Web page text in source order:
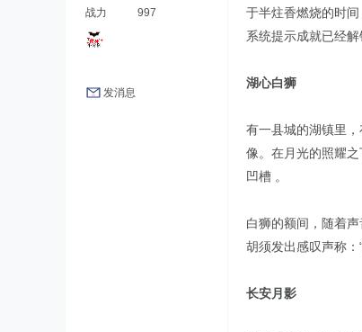
战力
997
发消息
于半炷香燃烧的时
系统提示成就已经
湖心白狮
有一县城的湖镇里
像。在月光的照耀
凹槽 。
白狮的额间，随着
胡须发出感叹声称
长安月影